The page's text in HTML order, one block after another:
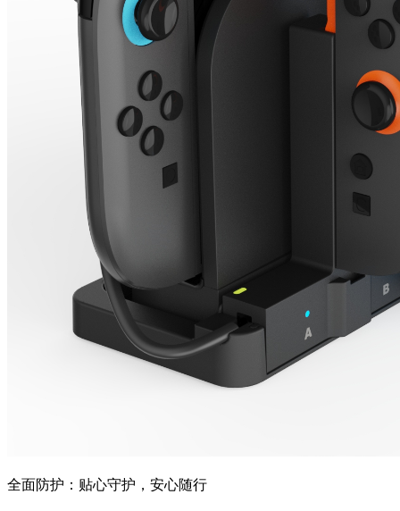
全面防护：贴心守护，安心随行